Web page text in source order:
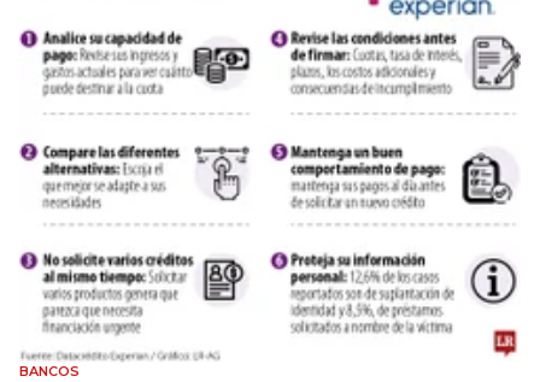
BANCOS